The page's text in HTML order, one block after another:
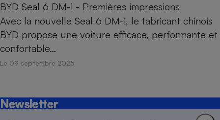
BYD Seal 6 DM-i - Premières impressions
Avec la nouvelle Seal 6 DM-i, le fabricant chinois
BYD propose une voiture efficace, performante et
confortable…
Le 09 septembre 2025
Newsletter